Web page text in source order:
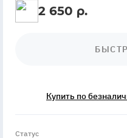
2 650 р.
Купить по
Статус